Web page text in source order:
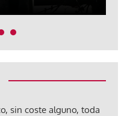
sin coste alguno, toda